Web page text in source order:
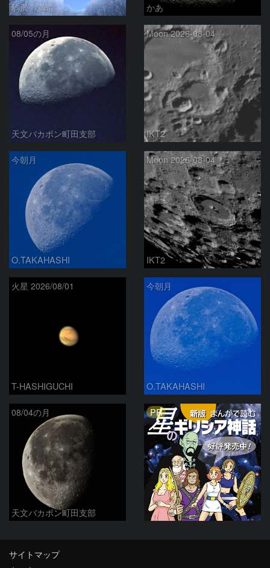
駒沢 満晴 かあ
08/05の月
天文バカボン町田支部
Moon 2026-08-04
IKT2
今朝月
O.TAKAHASHI
Moon 2026-08-04
IKT2
火星 2026/08/01
T-HASHIGUCHI
今朝月
O.TAKAHASHI
08/04の月
天文バカボン町田支部
PR
サイトマップ